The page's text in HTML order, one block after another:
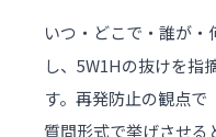
いつ・どこで・誰が
し、5W1Hの抜けを指
す。再発防止の観点で
質問形式で挙げさせる